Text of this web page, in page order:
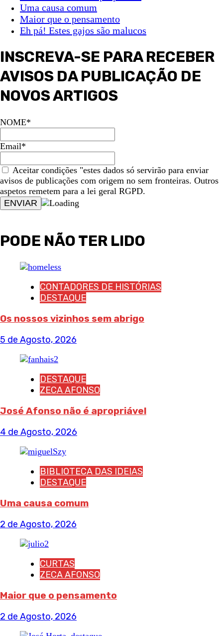
Uma causa comum
Maior que o pensamento
Eh pá! Estes gajos são malucos
INSCREVA-SE PARA RECEBER
AVISOS DA PUBLICAÇÃO DE
NOVOS ARTIGOS
NOME*
Email*
Aceitar condições "estes dados só servirão para enviar
avisos de publicações com origem no sem fronteiras. Outros
aspetos remetem para a lei geral RGPD.
PODE NÃO TER LIDO
CONTADORES DE HISTÓRIAS
DESTAQUE
Os nossos vizinhos sem abrigo
5 de Agosto, 2026
DESTAQUE
ZECA AFONSO
José Afonso não é apropriável
4 de Agosto, 2026
BIBLIOTECA DAS IDEIAS
DESTAQUE
Uma causa comum
2 de Agosto, 2026
CURTAS
ZECA AFONSO
Maior que o pensamento
2 de Agosto, 2026